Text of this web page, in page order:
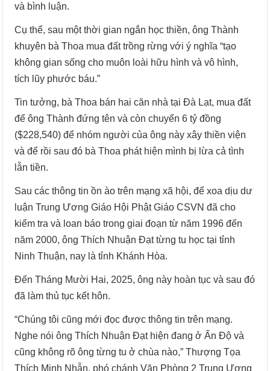
và bình luận.
Cụ thể, sau một thời gian ngắn học thiền, ông Thành
khuyên bà Thoa mua đất trồng rừng với ý nghĩa “tạo
không gian sống cho muôn loài hữu hình và vô hình,
tích lũy phước báu.”
Tin tưởng, bà Thoa bán hai căn nhà tại Đà Lạt, mua đất
để ông Thành đứng tên và còn chuyển 6 tỷ đồng
($228,540) để nhóm người của ông này xây thiền viện
và để rồi sau đó bà Thoa phát hiện mình bị lừa cả tình
lẫn tiền.
Sau các thông tin ồn ào trên mạng xã hội, để xoa dịu dư
luận Trung Ương Giáo Hội Phật Giáo CSVN đã cho
kiểm tra và loan báo trong giai đoạn từ năm 1996 đến
năm 2000, ông Thích Nhuận Đạt từng tu học tại tỉnh
Ninh Thuận, nay là tỉnh Khánh Hòa.
Đến Tháng Mười Hai, 2025, ông này hoàn tục và sau đó
đã làm thủ tục kết hôn.
“Chúng tôi cũng mới đọc được thông tin trên mạng.
Nghe nói ông Thích Nhuận Đạt hiện đang ở Ấn Độ và
cũng không rõ ông từng tu ở chùa nào,” Thượng Tọa
Thích Minh Nhẫn, phó chánh Văn Phòng 2 Trung Ương